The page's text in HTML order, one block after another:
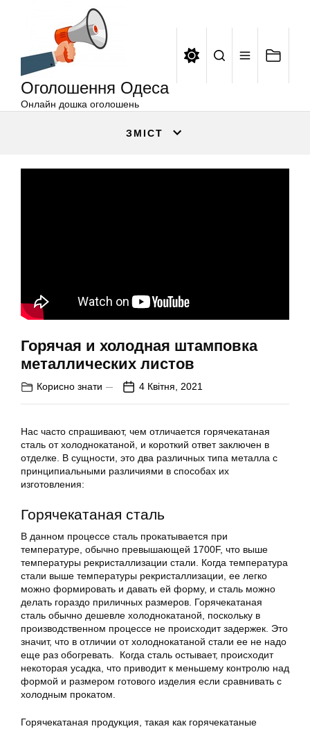
Оголошення Одеса
Онлайн дошка оголошень
ЗМІСТ
Горячая и холодная штамповка
металлических листов
Корисно знати 4 Квітня, 2021
Нас часто спрашивают, чем отличается горячекатаная
сталь от холоднокатаной, и короткий ответ заключен в
отделке. В сущности, это два различных типа металла с
принципиальными различиями в способах их
изготовления:
Горячекатаная сталь
В данном процессе сталь прокатывается при
температуре, обычно превышающей 1700F, что выше
температуры рекристаллизации стали. Когда температура
стали выше температуры рекристаллизации, ее легко
можно формировать и давать ей форму, и сталь можно
делать гораздо приличных размеров. Горячекатаная
сталь обычно дешевле холоднокатаной, поскольку в
производственном процессе не происходит задержек. Это
значит, что в отличии от холоднокатаной стали ее не надо
еще раз обогревать. Когда сталь остывает, происходит
некоторая усадка, что приводит к меньшему контролю над
формой и размером готового изделия если сравнивать с
холодным прокатом.
Горячекатаная продукция, такая как горячекатаные